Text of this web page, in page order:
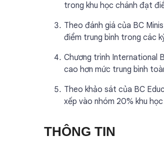
trong khu học chánh đạt
Theo đánh giá của BC
điểm trung bình trong các
Chương trình International
cao hơn mức trung bình
Theo khảo sát của BC
xếp vào nhóm 20% khu
THÔNG TIN